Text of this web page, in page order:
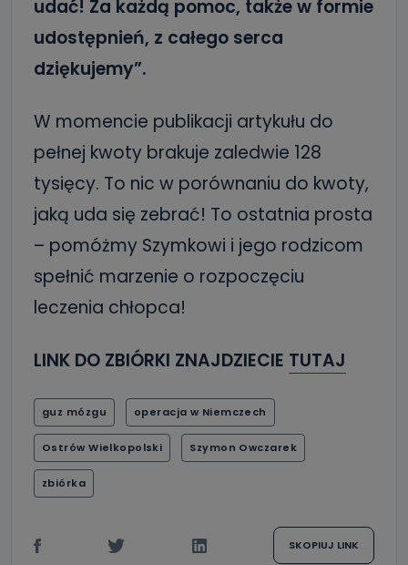
udać! Za każdą pomoc, także w formie
udostępnień, z całego serca
dziękujemy”.
W momencie publikacji artykułu do
pełnej kwoty brakuje zaledwie 128
tysięcy. To nic w porównaniu do kwoty,
jaką uda się zebrać! To ostatnia prosta
– pomóżmy Szymkowi i jego rodzicom
spełnić marzenie o rozpoczęciu
leczenia chłopca!
LINK DO ZBIÓRKI ZNAJDZIECIE TUTAJ
guz mózgu operacja w Niemczech
Ostrów Wielkopolski Szymon Owczarek
zbiórka
SKOPIUJ LINK